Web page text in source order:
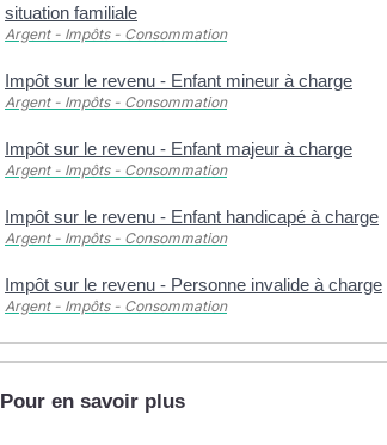
situation familiale
Argent - Impôts - Consommation
Impôt sur le revenu - Enfant mineur à charge
Argent - Impôts - Consommation
Impôt sur le revenu - Enfant majeur à charge
Argent - Impôts - Consommation
Impôt sur le revenu - Enfant handicapé à charge
Argent - Impôts - Consommation
Impôt sur le revenu - Personne invalide à charge
Argent - Impôts - Consommation
Pour en savoir plus